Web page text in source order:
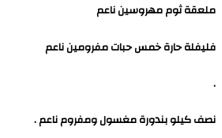
ملعقة ثوم مهروسين ناعم
فليفلة حارة خمس حبات مفرومين ناعم
.
نصف كيلو بندورة مغسول ومفروم ناعم .